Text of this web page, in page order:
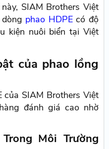
SIAM Brothers Việt
phao HDPEcó độ
kiện nuôi biển tại Việt
của phao lồng
của SIAM Brothers Việt
đánh giá cao nhờ
Môi Trường